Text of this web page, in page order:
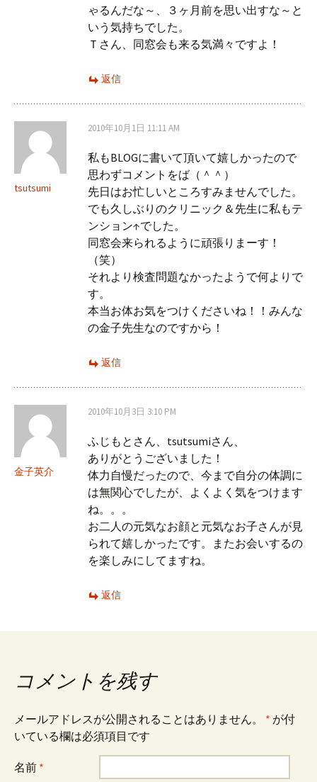
ゃるんだな～、３ヶ月前を思い出すな～と
いう気持ちでした。
Ｔさん、同窓会も来る気満々ですよ！
返信
tsutsumi
2010年10月1日 11:11 AM
私もBLOGに書いて頂いて嬉しかったので
思わずコメントをば（＾＾）
先日はお忙しいところすみませんでした。
でも久しぶりのクリニック＆先生に私もテ
ンション↑でした。
同窓会来られるように頑張りまーす！
（笑）
それより検査問題なかったようで何よりで
す。
本当お体お気をつけくださいね！！みんな
の金子先生なのですから！
返信
金子英介
2010年10月3日 3:10 PM
ふじもとさん、tsutsumiさん、
ありがとうございました！
体力自慢だったので、今まで自分の体調に
は無関心でしたが、よくよく気をつけます
ね。。。
お二人の元気なお顔と元気なお子さんが見
られて嬉しかったです。またお会いするの
を楽しみにしてますね。
返信
コメントを残す
メールアドレスが公開されることはありません。 * が付
いている欄は必須項目です
名前 *